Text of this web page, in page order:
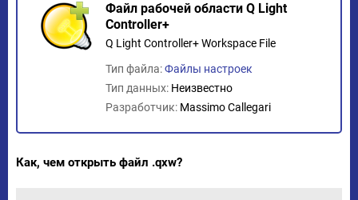
Файл рабочей области Q Light
Controller+
Q Light Controller+ Workspace File
Тип файла:Файлы настроек
Тип данных: Неизвестно
Разработчик: Massimo Callegari
Как, чем открыть файл .qxw?